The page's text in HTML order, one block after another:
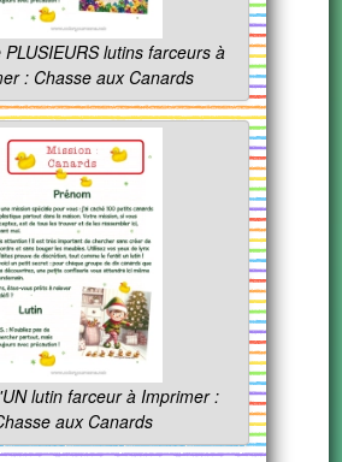
lutins farceurs à
: Chasse aux Canards
lutin farceur à Imprimer :
aux Canards